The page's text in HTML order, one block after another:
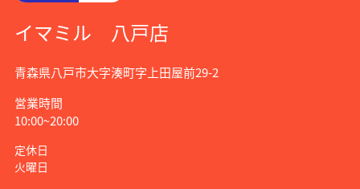
イマミル 八戸店
青森県八戸市大字湊町字上田屋前29-2
営業時間
10:00~20:00
定休日
火曜日